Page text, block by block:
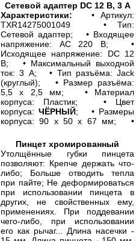
Сетевой адаптер DC 12 В, 3 А
Характеристики: • Артикул:
TXR14275001049 • Тип:
Сетевой адаптер; • Входящее
напряжение: AC 220 В; •
Исходящее напряжение: DC 12
В; • Максимальный выходной
ток: 3 А; • Тип разъёма: Jack
(круглый); • Размер разъёма:
5,5 х 2,5 мм; • Материал
корпуса: Пластик; • Цвет
корпуса:ЧЁРНЫЙ; • Размеры
корпуса: 90 х 50 х 67 мм; •
Пинцет хромированный
Утолщённые губки пинцета
позволяют: Крепче держать что-
либо; Больше отводить тепла
при пайте; Не деформироваться
при использовании пинцета в
других, не свойственных ему,
применениях. При поддевании
чего-либо, при использовании
его как рычаг... Длина насечки -